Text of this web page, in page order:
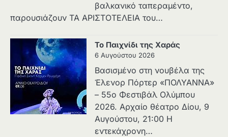
βαλκανικό ταπεραμέντο,
παρουσιάζουν ΤΑ ΑΡΙΣΤΟΤΕΛΕΙΑ του…
Το Παιχνίδι της Χαράς
6 Αυγούστου 2026
Βασισμένο στη νουβέλα της
Έλενορ Πόρτερ «ΠΟΛΥΑΝΝΑ»
– 55ο Φεστιβάλ Ολύμπου
2026. Αρχαίο θέατρο Δίου, 9
Αυγούστου, 21:00 Η
εντεκάχρονη…